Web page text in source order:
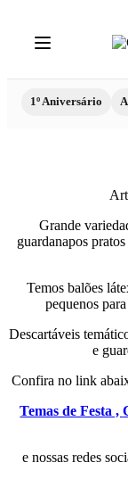
1º Aniversário
Grande
guardanapos
Temos balões
pequenos
Descartáveis
e
Confira no link
Temas de Festa ,
e nossas redes